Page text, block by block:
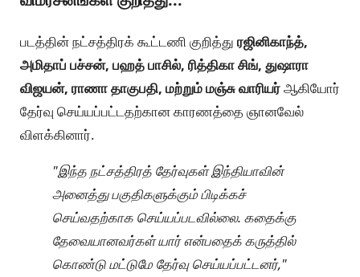
படத்தின் நட்சத்திரக் கூட்டணி குறித்து ரஜினிகாந்த்,
அமிதாப் பச்சன், பஹத் பாசில், ரித்திகா சிங், துஷாரா
விஜயன், ராணா தாகுபதி, மற்றும் மஞ்சு வாரியர்ஆகியோர்
தேர்வு செய்யப்பட்டதற்கான காரணத்தை ஞானவேல்
விளக்கினார்.
"இந்த நட்சத்திரத் தேர்வுகள் இந்தியாவின்
அனைத்து பகுதிகளுக்கும் பிடிக்கச்
செய்வதற்காக செய்யப்படவில்லை. கதைக்கு
தேவையானவர்கள் யார் என்பதைக் கருத்தில்
கொண்டு மட்டுமே தேர்வு செய்யப்பட்டனர்,"